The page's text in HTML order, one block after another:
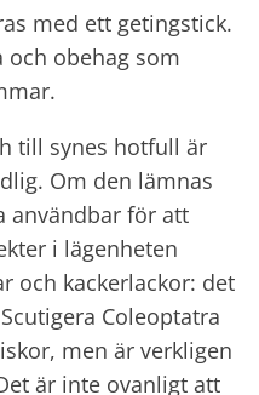
med ett getingstick.
och obehag som
till synes hotfull är
Om den lämnas
användbar för att
i lägenheten
och kackerlackor: det
Coleoptatra
men är verkligen
är inte ovanligt att